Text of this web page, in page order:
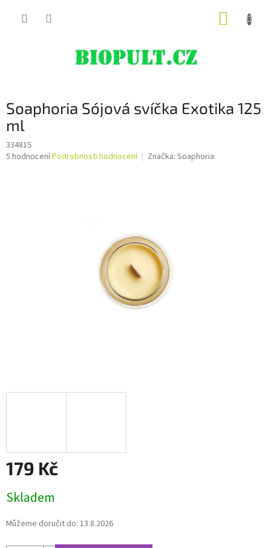
Soaphoria Sójová svíčka Exotika 125
ml
33481S
Průměrné
5 hodnoceníPodrobnosti hodnocení Značka: Soaphoria
179 Kč
cena:
Skladem
Můžeme doručit do: 13.8.2026